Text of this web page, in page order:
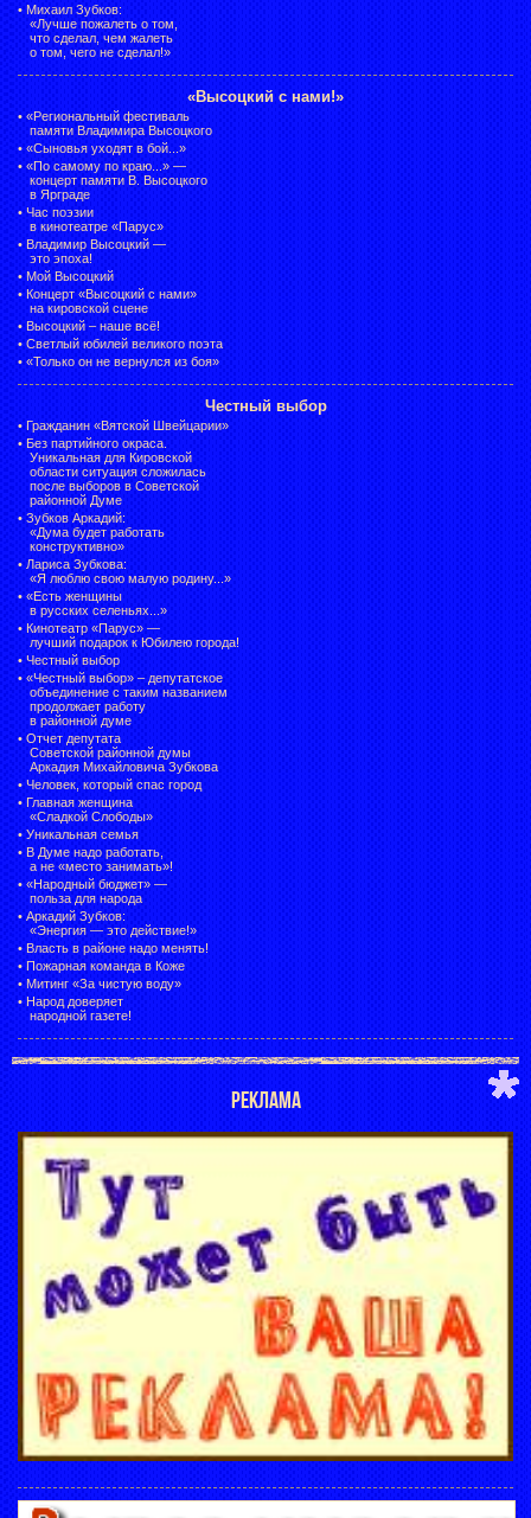
• Михаил Зубков:
«Лучше пожалеть о том,
что сделал, чем жалеть
о том, чего не сделал!»
«Высоцкий с нами!»
• «Региональный фестиваль
памяти Владимира Высоцкого
• «Сыновья уходят в бой...»
• «По самому по краю...» —
концерт памяти В. Высоцкого
в Ярграде
• Час поэзии
в кинотеатре «Парус»
• Владимир Высоцкий —
это эпоха!
• Мой Высоцкий
• Концерт «Высоцкий с нами»
на кировской сцене
• Высоцкий – наше всё!
• Светлый юбилей великого поэта
• «Только он не вернулся из боя»
Честный выбор
• Гражданин «Вятской Швейцарии»
• Без партийного окраса.
Уникальная для Кировской
области ситуация сложилась
после выборов в Советской
районной Думе
• Зубков Аркадий:
«Дума будет работать
конструктивно»
• Лариса Зубкова:
«Я люблю свою малую родину...»
• «Есть женщины
в русских селеньях...»
• Кинотеатр «Парус» —
лучший подарок к Юбилею города!
• Честный выбор
• «Честный выбор» – депутатское
объединение с таким названием
продолжает работу
в районной думе
• Отчет депутата
Советской районной думы
Аркадия Михайловича Зубкова
• Человек, который спас город
• Главная женщина
«Сладкой Слободы»
• Уникальная семья
• В Думе надо работать,
а не «место занимать»!
• «Народный бюджет» —
польза для народа
• Аркадий Зубков:
«Энергия — это действие!»
• Власть в районе надо менять!
• Пожарная команда в Коже
• Митинг «За чистую воду»
• Народ доверяет
народной газете!
РЕКЛАМА